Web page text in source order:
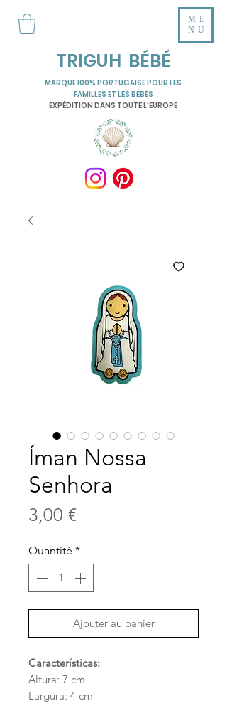
TRIGUH BÉBÉ
ME
NU
MARQUE 100% PORTUGAISE POUR LES
FAMILLES ET LES BÉBÉS
EXPÉDITION DANS TOUTE L'EUROPE
Íman Nossa
Senhora
3,00 €Prix
Quantité *
Ajouter au panier
Características:
Altura: 7 cm
Largura: 4 cm